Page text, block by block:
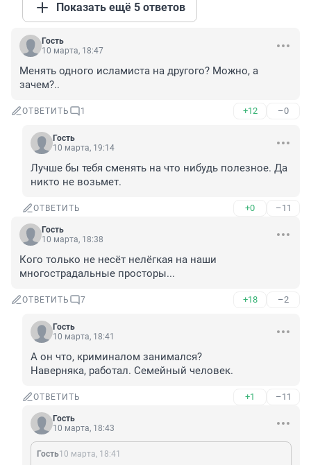
Показать ещё 5 ответов
Гость
10 марта, 18:47
Менять одного исламиста на другого? Можно, а
зачем?..
ОТВЕТИТЬ 1 +12 –0
Гость
10 марта, 19:14
Лучше бы тебя сменять на что нибудь полезное. Да
никто не возьмет.
ОТВЕТИТЬ +0 –11
Гость
10 марта, 18:38
Кого только не несёт нелёгкая на наши
многострадальные просторы...
ОТВЕТИТЬ 7 +18 –2
Гость
10 марта, 18:41
А он что, криминалом занимался?
Наверняка, работал. Семейный человек.
ОТВЕТИТЬ +1 –11
Гость
10 марта, 18:43
Гость10 марта, 18:41